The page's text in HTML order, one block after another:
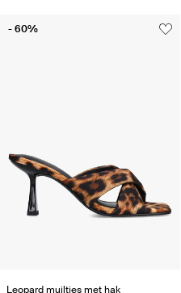
Leopard muiltjes met hak
- 60%